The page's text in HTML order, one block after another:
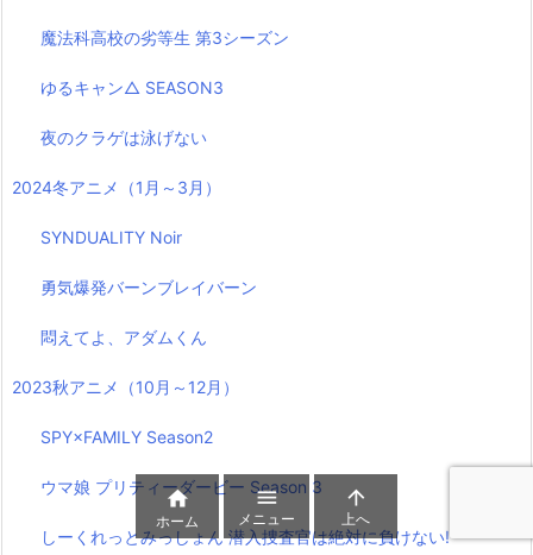
魔法科高校の劣等生 第3シーズン
ゆるキャン△ SEASON3
夜のクラゲは泳げない
2024冬アニメ（1月～3月）
SYNDUALITY Noir
勇気爆発バーンブレイバーン
悶えてよ、アダムくん
2023秋アニメ（10月～12月）
SPY×FAMILY Season2
ウマ娘 プリティーダービー Season 3
しーくれっとみっしょん 潜入捜査官は絶対に負けない!

ホーム

メニュー

上へ